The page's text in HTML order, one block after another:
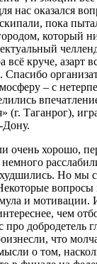
нас оказался
пока
который
круче, азарт
– с
(г. Таганрог),
очень хорошо,
Но мы
и мотивации.
чем
про добродетель
что
о том,